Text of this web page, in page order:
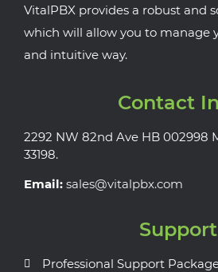
VitalPBX provides a robust and
which will allow you to manage
and intuitive way.
Contact
2292 NW 82nd Ave HB 002998
33198.
Email: sales@vitalpbx.com
Support
Professional Support